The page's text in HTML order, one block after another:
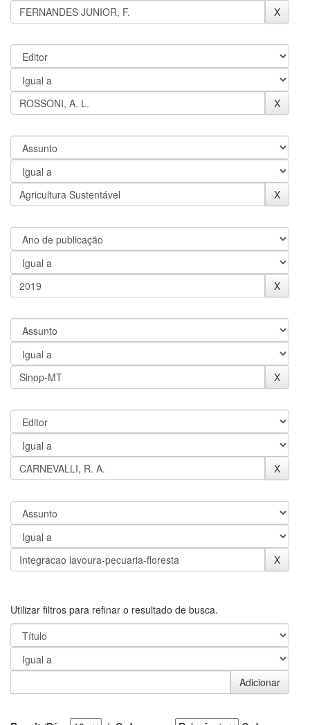
Utilizar filtros para refinar o resultado de busca.